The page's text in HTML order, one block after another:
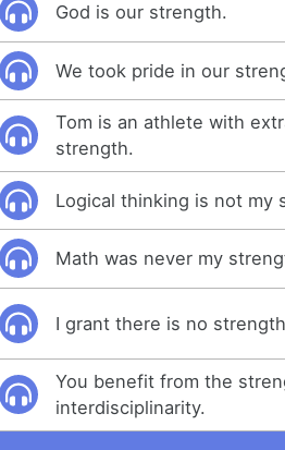
God is our strength.
We took pride in our
Tom is an athlete with
strength.
Logical thinking is not my
Math was never my
I grant there is no
You benefit from the
interdisciplinarity.